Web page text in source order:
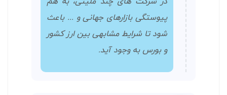
پیوستگی بازارهای جهانی و ... باعث
شود تا شرایط مشابهی بین ارز کشور
و بورس به وجود آید.